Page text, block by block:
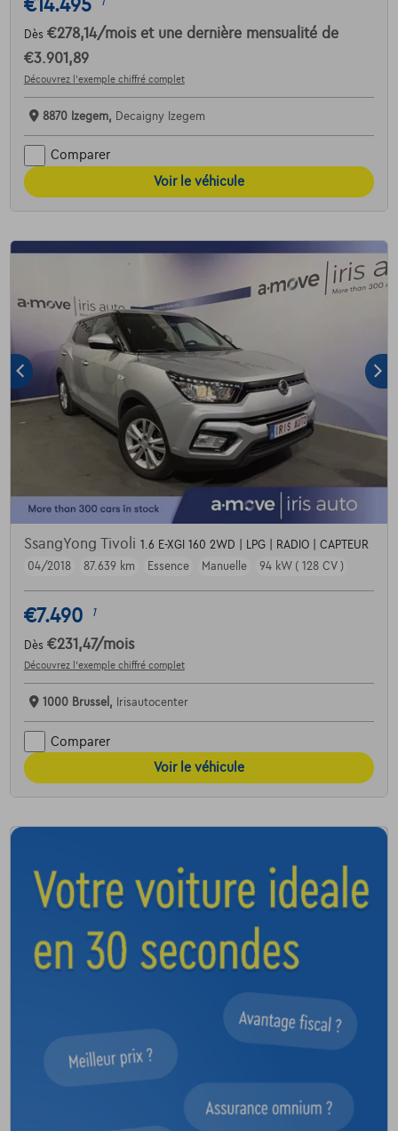
€14.495
Dès €278,14/mois et une dernière mensualité de
€3.901,89
Découvrez l’exemple chiffré complet
8870 Izegem, Decaigny Izegem
Comparer
Voir le véhicule
SsangYong Tivoli 1.6 E-XGI 160 2WD | LPG | RADIO | CAPTEUR
04/2018
87.639 km Essence Manuelle 94 kW ( 128 CV )
€7.490 1
Dès €231,47/mois
Découvrez l’exemple chiffré complet
1000 Brussel, Irisautocenter
Comparer
Voir le véhicule